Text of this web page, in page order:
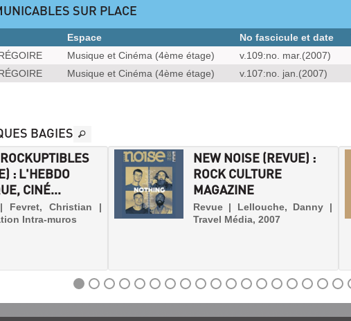
SUR PLACE
Espace No fascicule et date
Musique et Cinéma (4ème étage) v.109:no. mar.(2007)
Musique et Cinéma (4ème étage) v.107:no. jan.(2007)
BAGIES
NEW NOISE (REVUE) :
ROCK CULTURE
MAGAZINE
Revue | Lellouche, Danny |
Travel Média, 2007
: L'HEBDO
CINÉ...
Fevret, Christian |
Intra-muros